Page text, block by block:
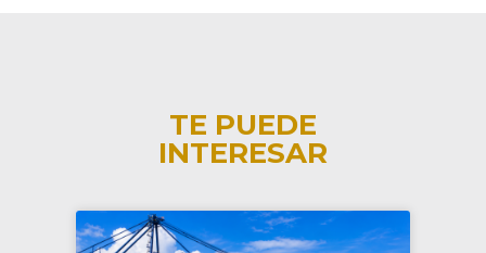
TE PUEDE
INTERESAR